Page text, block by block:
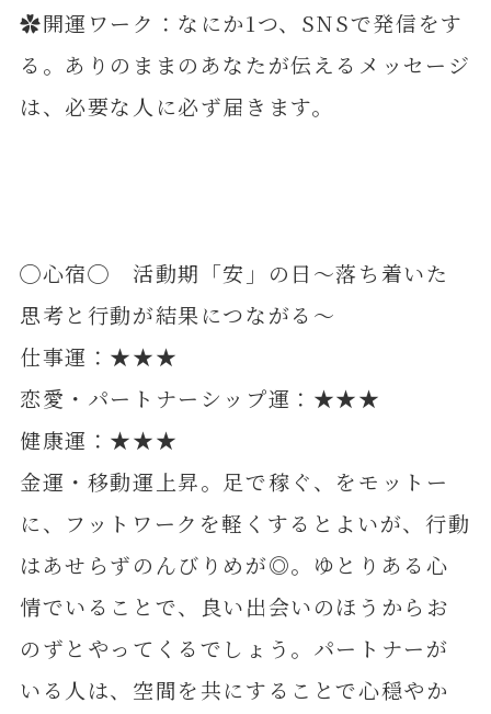
✿開運ワーク：なにか1つ、SNSで発信をす
る。ありのままのあなたが伝えるメッセージ
は、必要な人に必ず届きます。
◯心宿◯ 活動期「安」の日～落ち着いた
思考と行動が結果につながる～
仕事運：★★★
恋愛・パートナーシップ運：★★★
健康運：★★★
金運・移動運上昇。足で稼ぐ、をモットー
に、フットワークを軽くするとよいが、行動
はあせらずのんびりめが◎。ゆとりある心
情でいることで、良い出会いのほうからお
のずとやってくるでしょう。パートナーが
いる人は、空間を共にすることで心穏やか